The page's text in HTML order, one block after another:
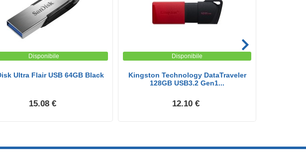
Disponibile
Ultra Flair USB 64GB Black
15.08 €
Disponibile
Kingston Technology DataTraveler
128GB USB3.2 Gen1...
12.10 €